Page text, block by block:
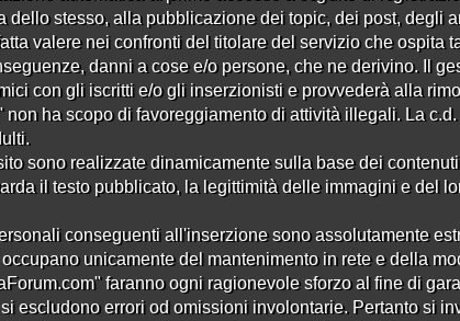
E-mail:
⚠️ Attenzione richiesta verifica e-mail per
Attenzione: ci è stato segnalato che al
non ricevono correttamente le nostre email,
servizi di posta potrebbe non essere
Password:
Ho più di 18 anni:
Ho letto ed accetto ilregolamento:
dello stesso, alla pubblicazione dei topic, dei post, degli
valere nei confronti del titolare del servizio che
danni a cose e/o persone, che ne derivino. Il
con gli iscritti e/o gli inserzionisti e provvederà alla
non ha scopo di favoreggiamento di attività illegali. La
sono realizzate dinamicamente sulla base dei
il testo pubblicato, la legittimità delle immagini e del
conseguenti all'inserzione sono assolutamente
unicamente del mantenimento in rete e della
faranno ogni ragionevole sforzo al fine di
escludono errori od omissioni involontarie. Pertanto si